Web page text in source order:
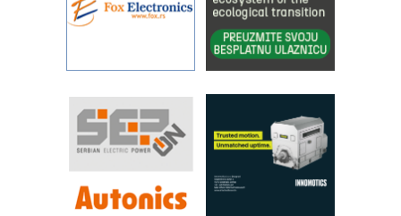
YAMADA pumpe – japanska
pouzdanost u transferu fluida
Filtration Group Industrial – Napredna
rešenja za filtraciju u hidrauličkim i
RILINEX kompanije Rittal
FANUC: Najbolje za vašu pametnu
automatizaciju
Efikasno upravljanje energijom
Automatizacija pakovanja · Display